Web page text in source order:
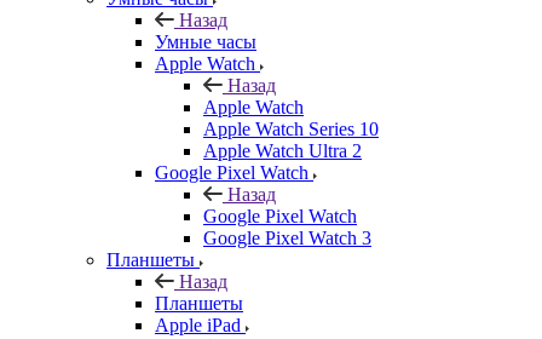
Назад
Умные часы
Apple Watch
Назад
Apple Watch
Apple Watch Series 10
Apple Watch Ultra 2
Google Pixel Watch
Назад
Google Pixel Watch
Google Pixel Watch 3
Планшеты
Назад
Планшеты
Apple iPad